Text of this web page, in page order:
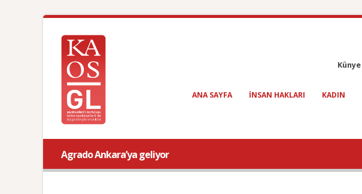
Künye
ANA SAYFA INSAN HAKLARI KADIN
Agrado Ankara’ya geliyor